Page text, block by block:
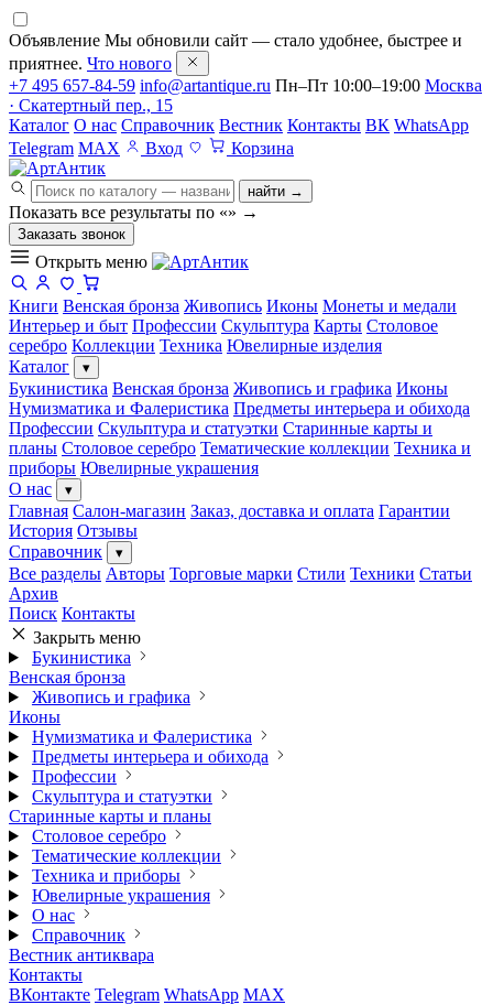
Объявление Мы обновили сайт — стало удобнее, быстрее и
приятнее. Что нового
+7 495 657-84-59 info@artantique.ru Пн–Пт 10:00–19:00 Москва
· Скатертный пер., 15
Каталог О нас Справочник Вестник Контакты ВК WhatsApp
Telegram MAX Вход Корзина
найти →
Показать все результаты по «» →
Заказать звонок
Открыть меню
Книги Венская бронза Живопись Иконы Монеты и медали
Интерьер и быт Профессии Скульптура Карты Столовое
серебро Коллекции Техника Ювелирные изделия
Каталог
▾
Букинистика Венская бронза Живопись и графика Иконы
Нумизматика и Фалеристика Предметы интерьера и обихода
Профессии Скульптура и статуэтки Старинные карты и
планы Столовое серебро Тематические коллекции Техника и
приборы Ювелирные украшения
О нас
▾
Главная Салон-магазин Заказ, доставка и оплата Гарантии
История Отзывы
Справочник
▾
Все разделы Авторы Торговые марки Стили Техники Статьи
Архив
Поиск Контакты
Закрыть меню
Букинистика
Венская бронза
Живопись и графика
Иконы
Нумизматика и Фалеристика
Предметы интерьера и обихода
Профессии
Скульптура и статуэтки
Старинные карты и планы
Столовое серебро
Тематические коллекции
Техника и приборы
Ювелирные украшения
О нас
Справочник
Вестник антиквара
Контакты
ВКонтакте Telegram WhatsApp MAX